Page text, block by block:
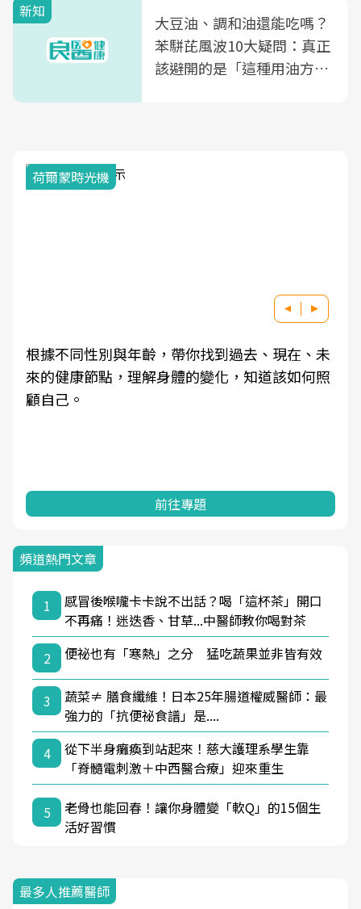
新知
大豆油、調和油還能吃嗎？
苯駢芘風波10大疑問：真正
該避開的是「這種用油方
荷爾蒙時光機
根據不同性別與年齡，帶你找到過去、現在、未
來的健康節點，理解身體的變化，知道該如何照
顧自己。
前往專題
頻道熱門文章
1
感冒後喉嚨卡卡說不出話？喝「這杯茶」開口
不再痛！迷迭香、甘草...中醫師教你喝對茶
2
便祕也有「寒熱」之分 猛吃蔬果並非皆有效
3
蔬菜≠ 膳食纖維！日本25年腸道權威醫師：最
強力的「抗便祕食譜」是....
4
從下半身癱瘓到站起來！慈大護理系學生靠
「脊髓電刺激＋中西醫合療」迎來重生
5
老骨也能回春！讓你身體變「軟Q」的15個生
活好習慣
最多人推薦醫師